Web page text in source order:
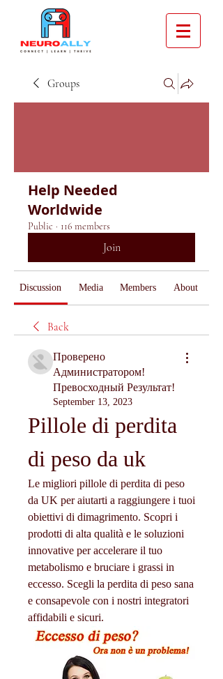
Groups
Help Needed
Worldwide
Public · 116 members
Join
Discussion Media Members About
Back
Проверено
Администратором!
Превосходный Результат!
September 13, 2023
Pillole di perdita
di peso da uk
Le migliori pillole di perdita di peso
da UK per aiutarti a raggiungere i tuoi
obiettivi di dimagrimento. Scopri i
prodotti di alta qualità e le soluzioni
innovative per accelerare il tuo
metabolismo e bruciare i grassi in
eccesso. Scegli la perdita di peso sana
e consapevole con i nostri integratori
affidabili e sicuri.